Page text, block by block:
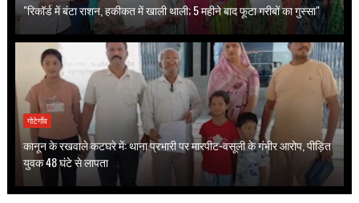
"रिकॉर्ड में बंटा राशन, हकीकत में खाली थाली; 5 महीने बाद फूटा गरीबों का गुस्सा"
गोटेगाँव
कानून के रखवाले कटघरे में: थाना प्रभारी पर मारपीट-वसूली के गंभीर आरोप, पीड़ित
युवक 48 घंटे से लापता